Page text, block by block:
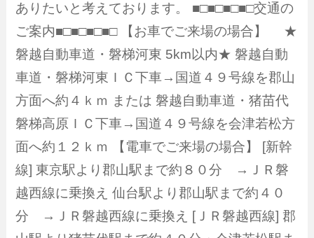
ありたいと考えております。 ■□■□■□■□交通の
ご案内■□■□■□■□ 【お車でご来場の場合】 ★
磐越自動車道・磐梯河東 5km以内★ 磐越自動
車道・磐梯河東ＩＣ下車→国道４９号線を郡山
方面へ約４ｋｍ または 磐越自動車道・猪苗代
磐梯高原ＩＣ下車→国道４９号線を会津若松方
面へ約１２ｋｍ 【電車でご来場の場合】 [新幹
線] 東京駅より郡山駅まで約８０分 →ＪＲ磐
越西線に乗換え 仙台駅より郡山駅まで約４０
分 →ＪＲ磐越西線に乗換え [ＪＲ磐越西線] 郡